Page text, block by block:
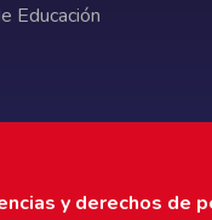
Educación
y derechos de